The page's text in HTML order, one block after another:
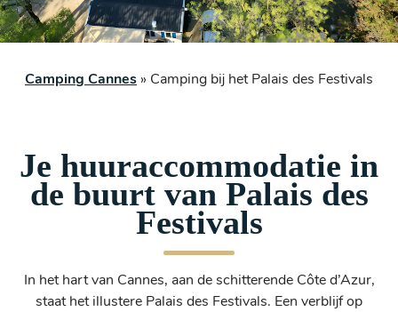
Camping Cannes » Camping bij het Palais des Festivals
Je huuraccommodatie in
de buurt van Palais des
Festivals
In het hart van Cannes, aan de schitterende Côte d’Azur,
staat het illustere Palais des Festivals. Een verblijf op